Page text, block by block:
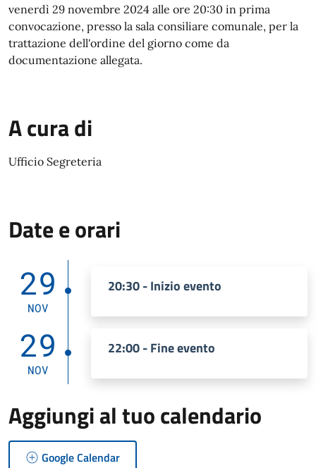
venerdì 29 novembre 2024 alle ore 20:30 in prima
convocazione, presso la sala consiliare comunale, per la
trattazione dell'ordine del giorno come da
documentazione allegata.
A cura di
Ufficio Segreteria
Date e orari
29
NOV
20:30 - Inizio evento
29
NOV
22:00 - Fine evento
Aggiungi al tuo calendario
Google Calendar